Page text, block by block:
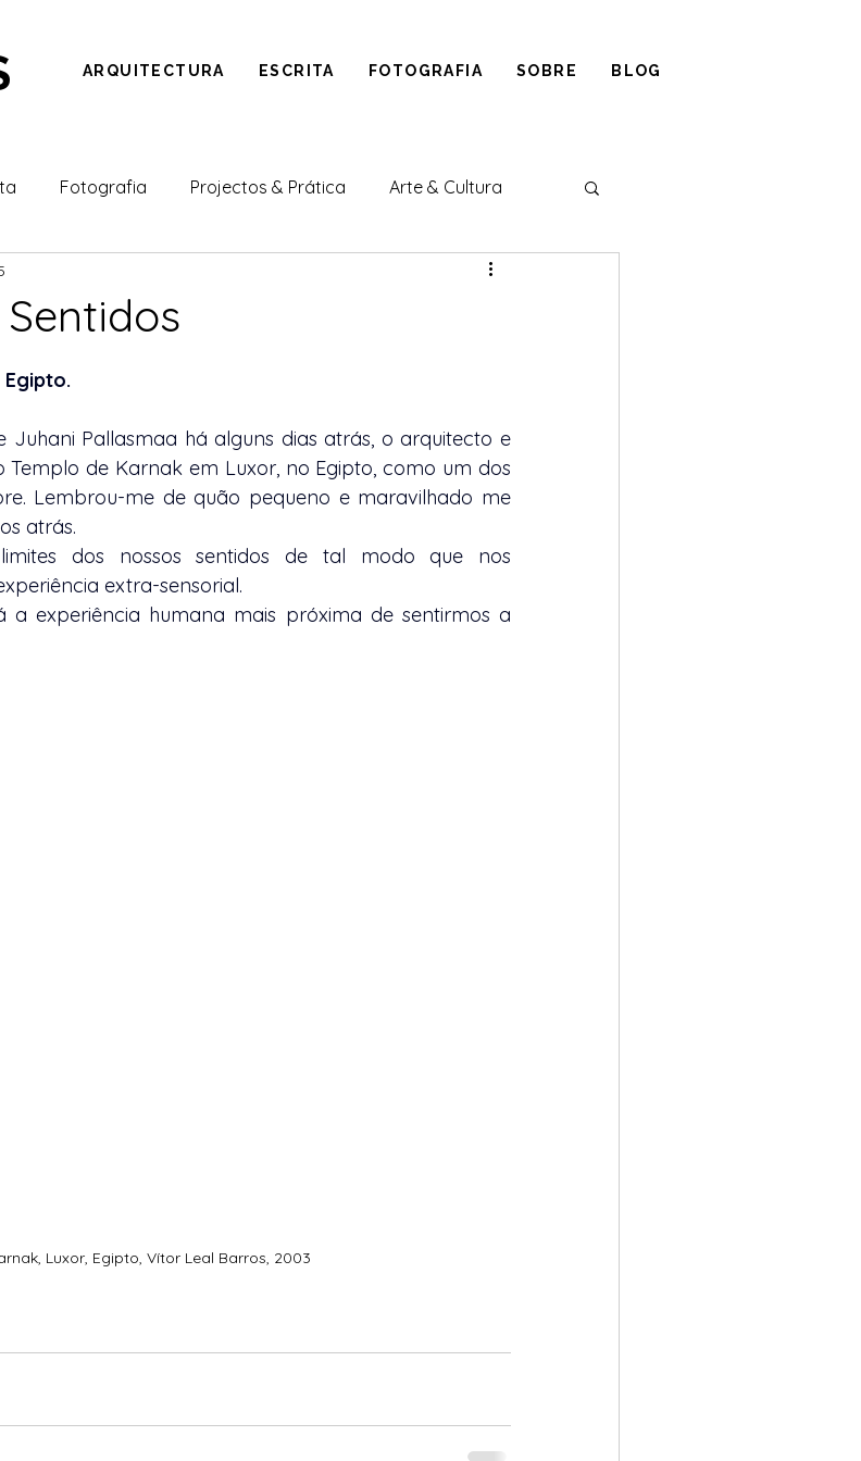
ARQUITECTURA ESCRITA FOTOGRAFIA SOBRE BLOG
Fotografia Projectos & Prática Arte & Cultura
Juhani Pallasmaa há alguns dias atrás, o arquitecto e
de Karnak em Luxor, no Egipto, como um dos
Lembrou-me de quão pequeno e maravilhado me
atrás.
dos nossos sentidos de tal modo que nos
extra-sensorial.
a experiência humana mais próxima de sentirmos a
Luxor, Egipto, Vítor Leal Barros, 2003